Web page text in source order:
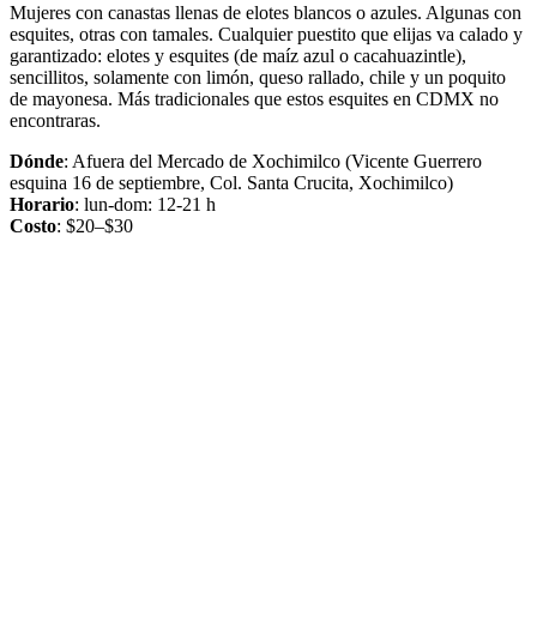
Mujeres con canastas llenas de elotes blancos o azules. Algunas con
esquites, otras con tamales. Cualquier puestito que elijas va calado y
garantizado: elotes y esquites (de maíz azul o cacahuazintle),
sencillitos, solamente con limón, queso rallado, chile y un poquito
de mayonesa. Más tradicionales que estos esquites en CDMX no
encontraras.
Dónde: Afuera del Mercado de Xochimilco (Vicente Guerrero
esquina 16 de septiembre, Col. Santa Crucita, Xochimilco)
Horario: lun-dom: 12-21 h
Costo: $20–$30